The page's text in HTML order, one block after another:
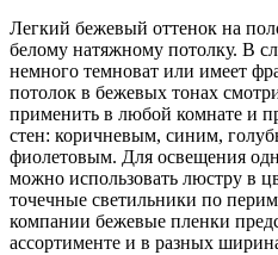
Легкий бежевый оттенок на
белому натяжному потолку. В
немного темноват или имеет
потолок в бежевых тонах
применить в любой комнате и
стен: коричневым, синим,
фиолетовым. Для освещения
можно использовать люстру в
точечные светильники по
компании бежевые пленки
ассортименте и в разных